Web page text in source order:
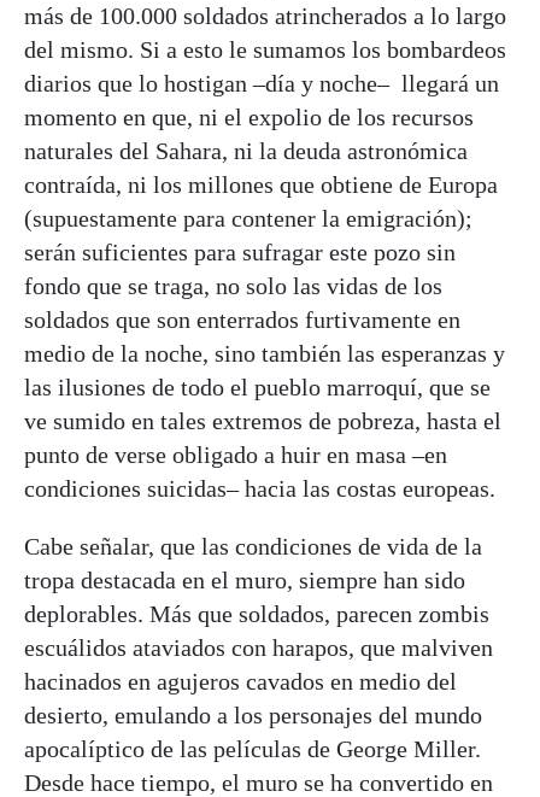
más de 100.000 soldados atrincherados a lo largo
del mismo. Si a esto le sumamos los bombardeos
diarios que lo hostigan –día y noche– llegará un
momento en que, ni el expolio de los recursos
naturales del Sahara, ni la deuda astronómica
contraída, ni los millones que obtiene de Europa
(supuestamente para contener la emigración);
serán suficientes para sufragar este pozo sin
fondo que se traga, no solo las vidas de los
soldados que son enterrados furtivamente en
medio de la noche, sino también las esperanzas y
las ilusiones de todo el pueblo marroquí, que se
ve sumido en tales extremos de pobreza, hasta el
punto de verse obligado a huir en masa –en
condiciones suicidas– hacia las costas europeas.
Cabe señalar, que las condiciones de vida de la
tropa destacada en el muro, siempre han sido
deplorables. Más que soldados, parecen zombis
escuálidos ataviados con harapos, que malviven
hacinados en agujeros cavados en medio del
desierto, emulando a los personajes del mundo
apocalíptico de las películas de George Miller.
Desde hace tiempo, el muro se ha convertido en